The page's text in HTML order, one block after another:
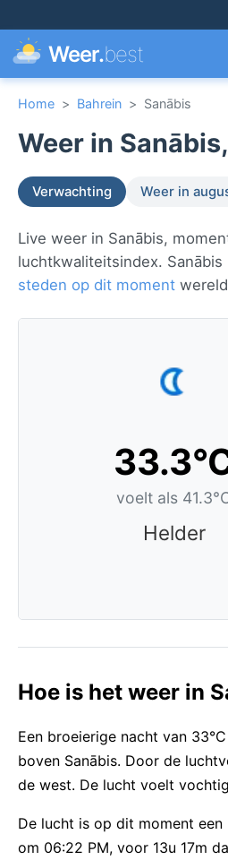
Weer.best
Home > Bahrein > Sanābis
Weer in
Verwachting Weer in
Live weer in Sanābis,
luchtkwaliteitsindex. Sanābis
steden op dit moment
voelt als
Helder
Hoe is het weer in
Een broeierige nacht van
boven Sanābis. Door de
de west. De lucht voelt
De lucht is op dit moment
om 06:22 PM, voor 13u 17m